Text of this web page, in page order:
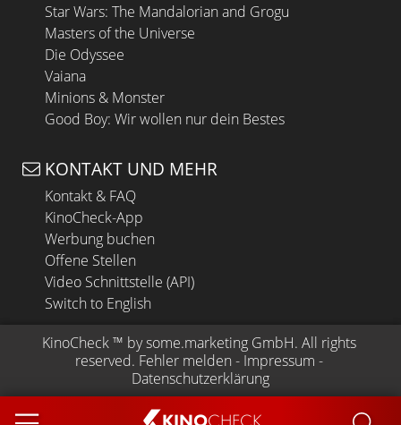
Star Wars: The Mandalorian and Grogu
Masters of the Universe
Die Odyssee
Vaiana
Minions & Monster
Good Boy: Wir wollen nur dein Bestes
KONTAKT UND MEHR
Kontakt & FAQ
KinoCheck-App
Werbung buchen
Offene Stellen
Video Schnittstelle (API)
Switch to English
KinoCheck ™ by some.marketing GmbH. All rights
reserved. Fehler melden - Impressum -
Datenschutzerklärung